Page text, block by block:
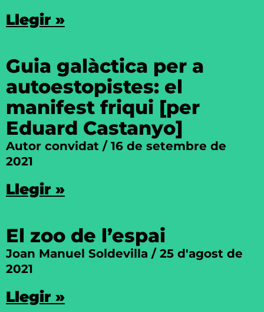
Llegir »
Guia galàctica per a
autoestopistes: el
manifest friqui [per
Eduard Castanyo]
Autor convidat 16 de setembre de
2021
Llegir »
El zoo de l’espai
Joan Manuel Soldevilla
25 d'agost de
2021
Llegir »